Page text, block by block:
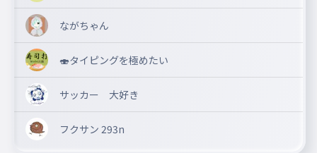
ながちゃん
🍣タイピングを極めたい
サッカー 大好き
フクサン 293n